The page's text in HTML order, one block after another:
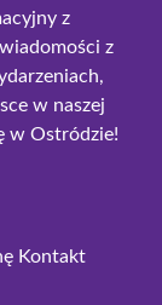
z
z
w naszej
w Ostródzie!
Kontakt